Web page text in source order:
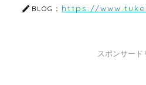
BLOG： https://
スポンサード